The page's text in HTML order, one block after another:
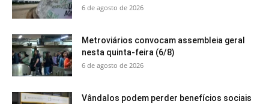
6 de agosto de 2026
Metroviários convocam assembleia geral
nesta quinta-feira (6/8)
6 de agosto de 2026
Vândalos podem perder benefícios sociais